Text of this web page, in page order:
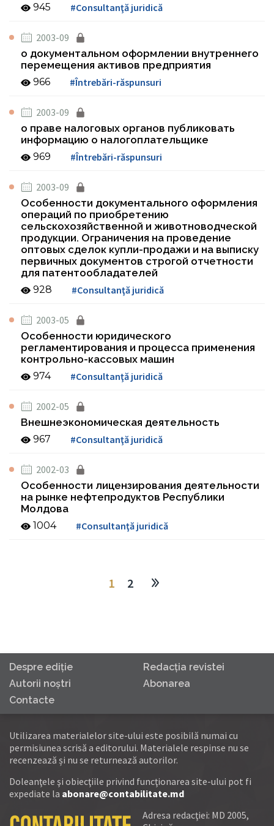
945 #Consultanţă juridică
2003-09
о документальном оформлении внутреннего
перемещения активов предприятия
966 #Întrebări-răspunsuri
2003-09
о праве налоговых органов публиковать
информацию о налогоплательщике
969 #Întrebări-răspunsuri
2003-09
Особенности документального оформления
операций по приобретению
сельскохозяйственной и животноводческой
продукции. Ограничения на проведение
оптовых сделок купли-продажи и на выписку
первичных документов строгой отчетности
для патентообладателей
928 #Consultanţă juridică
2003-05
Особенности юридического
регламентирования и процесса применения
контрольно-кассовых машин
974 #Consultanţă juridică
2002-05
Bнешнеэкономическая деятельность
967 #Consultanţă juridică
2002-03
Особенности лицензирования деятельности
на рынке нефтепродуктов Республики
Молдова
1004 #Consultanţă juridică
1 2
Despre ediţie
Redacţia revistei
Autorii noştri
Abonarea
Contacte
Utilizarea materialelor site-ului este posibilă numai cu
permisiunea scrisă a editorului. Materialele respinse nu se
recenzează și nu se returnează autorilor.
Doleanţele şi obiecţiile privind funcţionarea site-ului pot fi
expediate la abonare@contabilitate.md
Adresa redacţiei: MD 2005,